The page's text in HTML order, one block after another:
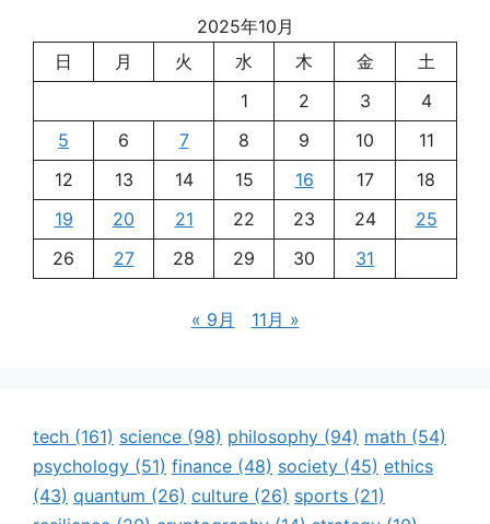
2025年10月
日
月 火 水 木 金
土
1
2 3
4
5
6 7 8 9 10
11
12
13 14 15 16 17
18
19
20 21 22 23 24
25
26
27 28 29 30 31
« 9月 11月 »
tech (161) science (98) philosophy (94) math (54)
psychology (51) finance (48) society (45) ethics
(43) quantum (26) culture (26) sports (21)